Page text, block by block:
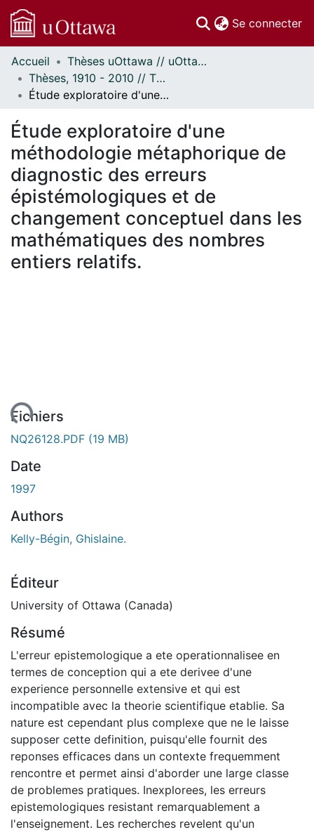
Se connecter
Communautés
et collections
Parcourir
Statistiques
À propos
Accueil
Thèses uOttawa // uOttawa Theses
Thèses, 1910 - 2010 // Theses, 1910 - 2010
Étude exploratoire d'une méthodologie métaphorique de diagnostic des erreurs épistémologiques et de changement conceptuel dans les mathématiques des nombres entiers relatifs.
Étude exploratoire d'une
méthodologie métaphorique de
diagnostic des erreurs
épistémologiques et de
changement conceptuel dans les
mathématiques des nombres
entiers relatifs.
Fichiers
NQ26128.PDF (19 MB)
Date
1997
Authors
Kelly-Bégin, Ghislaine.
Éditeur
University of Ottawa (Canada)
Résumé
L'erreur epistemologique a ete operationnalisee en
termes de conception qui a ete derivee d'une
experience personnelle extensive et qui est
incompatible avec la theorie scientifique etablie. Sa
nature est cependant plus complexe que ne le laisse
supposer cette definition, puisqu'elle fournit des
reponses efficaces dans un contexte frequemment
rencontre et permet ainsi d'aborder une large classe
de problemes pratiques. Inexplorees, les erreurs
epistemologiques resistant remarquablement a
l'enseignement. Les recherches revelent qu'un